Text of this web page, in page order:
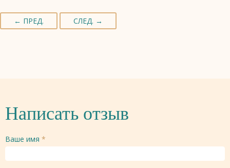
← ПРЕД. СЛЕД. →
Написать отзыв
Ваше имя *